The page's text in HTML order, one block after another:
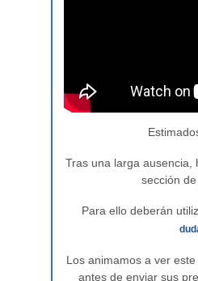
Tras una larga ausencia,
sección
Para ello deberán
Los animamos a ver
antes de enviar sus